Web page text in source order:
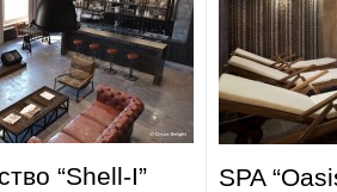
“Shell-I” SPA